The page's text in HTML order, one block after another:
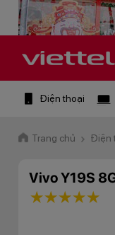
Điện thoại
Trang chủ Điện
Vivo Y19S
4
3 stars
2 stars
1 star